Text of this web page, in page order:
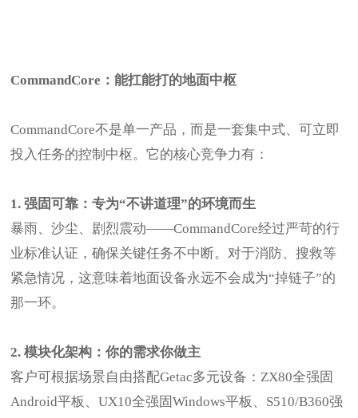
CommandCore：能扛能打的地面中枢
CommandCore不是单一产品，而是一套集中式、可立即
投入任务的控制中枢。它的核心竞争力有：
1. 强固可靠：专为“不讲道理”的环境而生
暴雨、沙尘、剧烈震动——CommandCore经过严苛的行
业标准认证，确保关键任务不中断。对于消防、搜救等
紧急情况，这意味着地面设备永远不会成为“掉链子”的
那一环。
2. 模块化架构：你的需求你做主
客户可根据场景自由搭配Getac多元设备：ZX80全强固
Android平板、UX10全强固Windows平板、S510/B360强